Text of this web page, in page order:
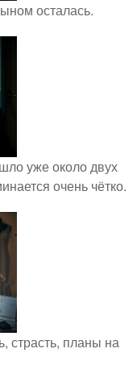
осталась.
уже около двух
очень чётко.
страсть, планы на